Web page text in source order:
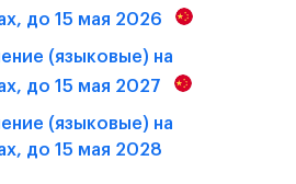
до 15 мая 2026
(языковые) на
до 15 мая 2027
(языковые) на
до 15 мая 2028